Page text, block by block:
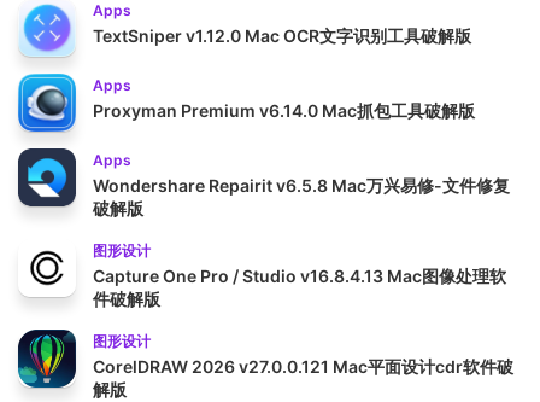
Apps
TextSniper v1.12.0 Mac OCR文字识别工具破解版
Apps
Proxyman Premium v6.14.0 Mac抓包工具破解版
Apps
Wondershare Repairit v6.5.8 Mac万兴易修-文件修复
破解版
图形设计
Capture One Pro / Studio v16.8.4.13 Mac图像处理软
件破解版
图形设计
CorelDRAW 2026 v27.0.0.121 Mac平面设计cdr软件破
解版